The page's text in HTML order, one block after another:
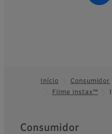
Início Consumidor
Filme instax™
Quick Links
Consumidor